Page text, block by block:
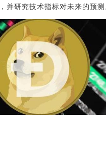
并研究技术指标对未来的预测